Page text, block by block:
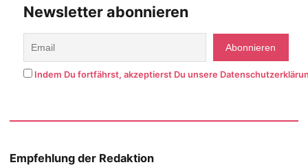
Newsletter abonnieren
Indem Du fortfährst, akzeptierst Du unsere
Empfehlung der Redaktion